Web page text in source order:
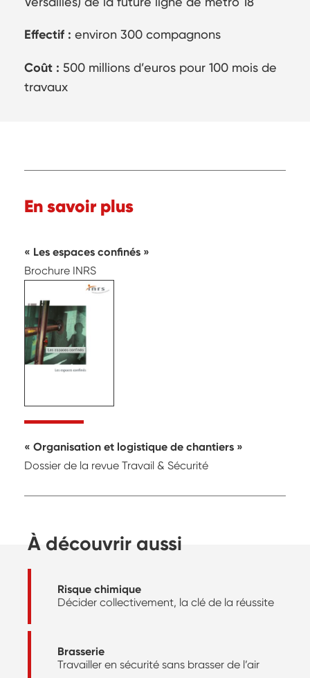
Effectif : environ 300 compagnons
Coût : 500 millions d’euros pour 100 mois de
travaux
En savoir plus
Les espaces confinés
Brochure INRS
Organisation et logistique de chantiers
Dossier de la revue Travail & Sécurité
À découvrir aussi
Risque chimique
Décider collectivement, la clé de la réussite
Brasserie
Travailler en sécurité sans brasser de l’air